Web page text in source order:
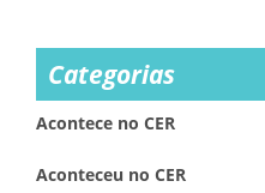
Categorias
Acontece no CER
Aconteceu no CER